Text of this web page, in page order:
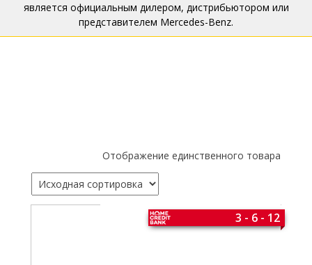
является официальным дилером, дистрибьютором или
представителем Mercedes-Benz.
Отображение единственного товара
3 - 6 - 12